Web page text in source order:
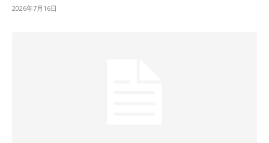
2026年7月16日